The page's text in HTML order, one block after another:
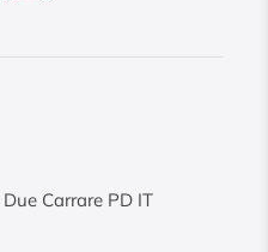
Due Carrare PD IT